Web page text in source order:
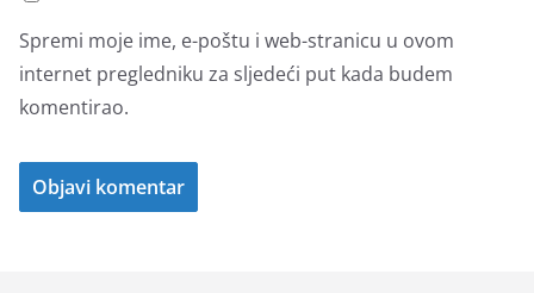
Spremi moje ime, e-poštu i web-stranicu u ovom
internet pregledniku za sljedeći put kada budem
komentirao.